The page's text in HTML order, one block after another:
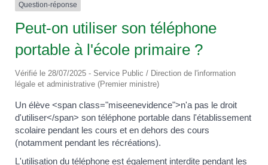
Question-réponse
Peut-on utiliser son téléphone
portable à l'école primaire ?
Vérifié le 28/07/2025 - Service Public / Direction de l'information
légale et administrative (Premier ministre)
Un élève <span class="miseenevidence">n'a pas le droit
d'utiliser</span> son téléphone portable dans l'établissement
scolaire pendant les cours et en dehors des cours
(notamment pendant les récréations).
L'utilisation du téléphone est également interdite pendant les